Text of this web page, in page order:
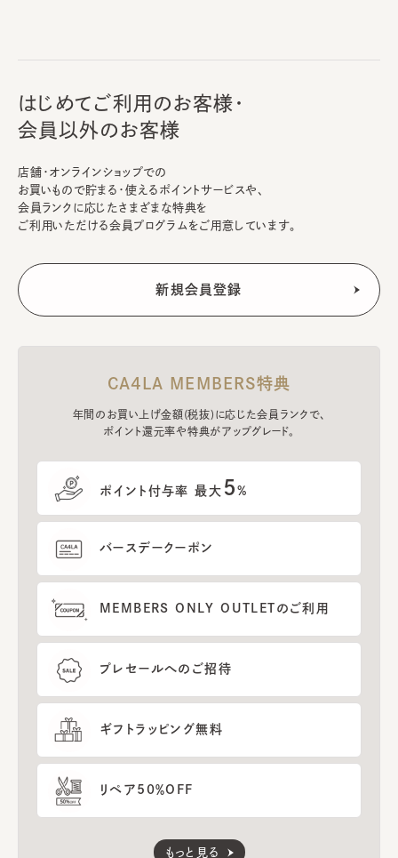
はじめてご利用のお客様・
会員以外のお客様
店舗・オンラインショップでの
お買いもので貯まる・使えるポイントサービスや、
会員ランクに応じたさまざまな特典を
ご利用いただける会員プログラムをご用意しています。
CA4LA MEMBERS特典
年間のお買い上げ金額(税抜)に応じた会員ランクで、
ポイント還元率や特典がアップグレード。
ポイント付与率 最大 5%
バースデークーポン
MEMBERS ONLY OUTLETのご利用
プレセールへのご招待
ギフトラッピング無料
リペア50％OFF
もっと見る